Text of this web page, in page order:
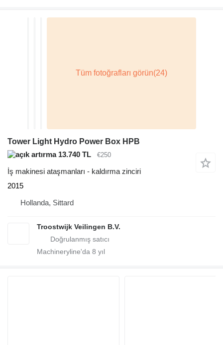
Tower Light Hydro Power Box HPB
13.740 TL
€250
İş makinesi ataşmanları - kaldırma zinciri
2015
Hollanda, Sittard
Troostwijk Veilingen B.V.
Machineryline'da 8 yıl